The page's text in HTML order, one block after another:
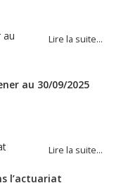
Lire la suite…
au 30/09/2025
Lire la suite…
l’actuariat